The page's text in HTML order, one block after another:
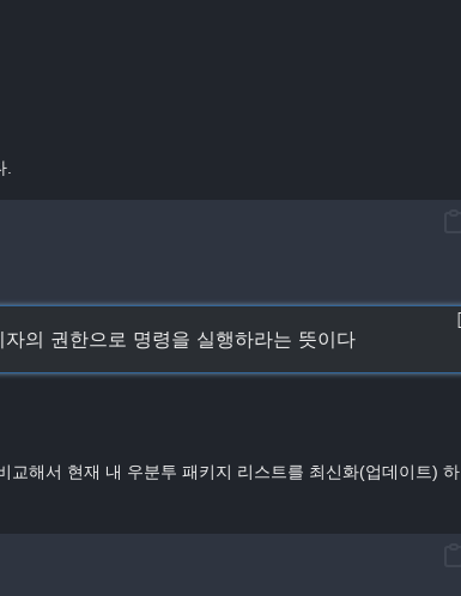
.
의 권한으로 명령을 실행하라는 뜻이다
해서 현재 내 우분투 패키지 리스트를 최신화(업데이트) 하